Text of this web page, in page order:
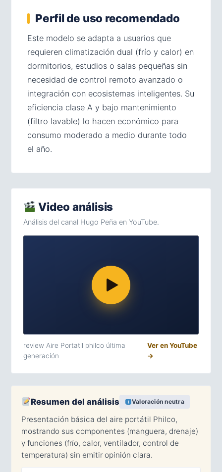
Perfil de uso recomendado
Este modelo se adapta a usuarios que
requieren climatización dual (frío y calor) en
dormitorios, estudios o salas pequeñas sin
necesidad de control remoto avanzado o
integración con ecosistemas inteligentes. Su
eficiencia clase A y bajo mantenimiento
(filtro lavable) lo hacen económico para
consumo moderado a medio durante todo
el año.
Video análisis
Análisis del canal Hugo Peña en YouTube.
review Aire Portatil philco última
generación
Ver en YouTube
→
Resumen del análisis Valoración neutra
Presentación básica del aire portátil Philco,
mostrando sus componentes (manguera, drenaje)
y funciones (frío, calor, ventilador, control de
temperatura) sin emitir opinión clara.